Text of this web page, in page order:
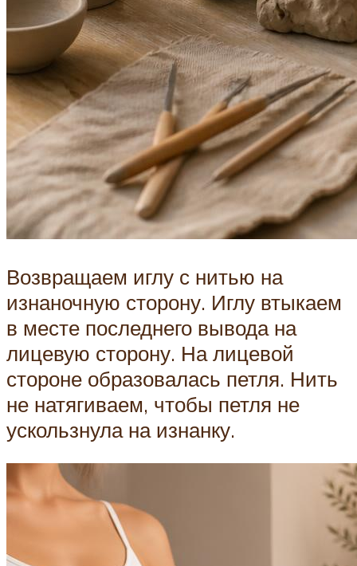
Возвращаем иглу с нитью на
изнаночную сторону. Иглу втыкаем
в месте последнего вывода на
лицевую сторону. На лицевой
стороне образовалась петля. Нить
не натягиваем, чтобы петля не
ускользнула на изнанку.